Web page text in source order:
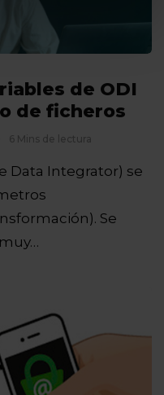
de ODI
de ficheros
6 Mins de lectura
Data Integrator) se
Se